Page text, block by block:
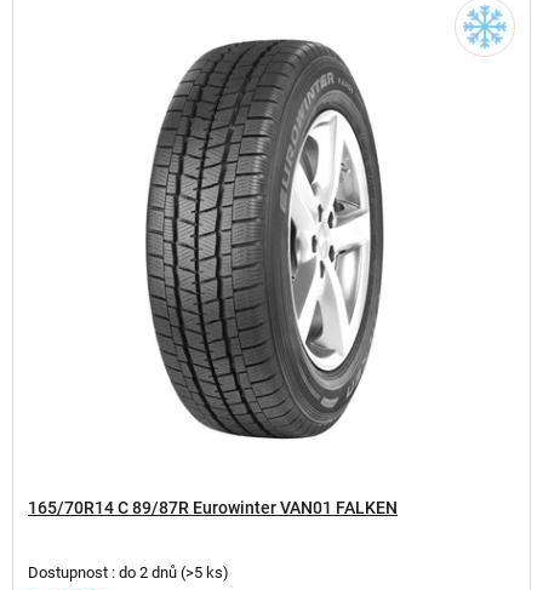
165/70R14 C 89/87R Eurowinter VAN01 FALKEN
Dostupnost : do 2 dnů (>5 ks)